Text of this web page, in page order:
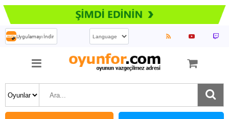
Uygulamayı İndir